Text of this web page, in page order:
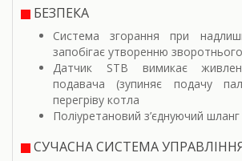
БЕЗПЕКА
Система згорання при
запобігає утворенню
Датчик STB вимикає
подавача (зупиняє подачу
перегріву котла
Поліуретановий з’єднуючий шланг
СУЧАСНА СИСТЕМА